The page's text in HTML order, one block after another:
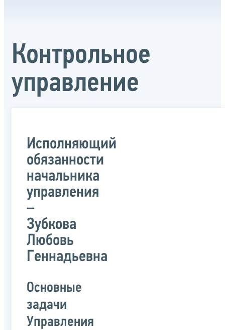
Контрольное
управление
Исполняющий
обязанности
начальника
управления
–
Зубкова
Любовь
Геннадьевна
Основные
задачи
Управления